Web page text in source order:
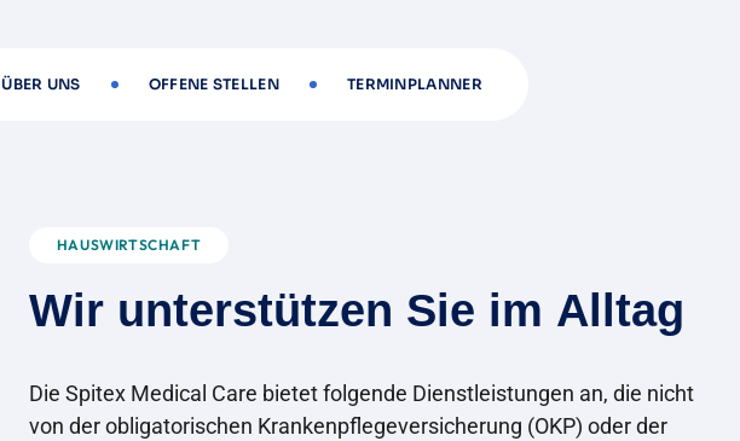
ÜBER UNS OFFENE STELLEN TERMINPLANNER
HAUSWIRTSCHAFT
Wir unterstützen Sie im A tag
Die Spitex Medical Care bietet folgende Dienstleistungen an, die nicht
von der obligatorischen Krankenpflegeversicherung (OKP) oder der